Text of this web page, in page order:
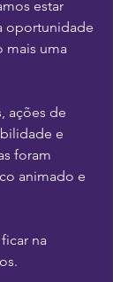
estar
oportunidade
mais uma
ações de
e
foram
animado e
na